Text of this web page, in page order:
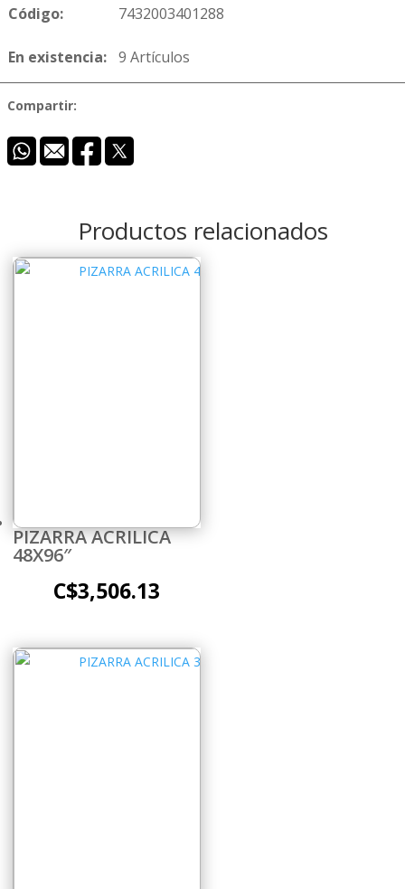
Código: 7432003401288
En existencia: 9 Artículos
Compartir:
Productos relacionados
PIZARRA ACRILICA
48X96″
C$3,506.13